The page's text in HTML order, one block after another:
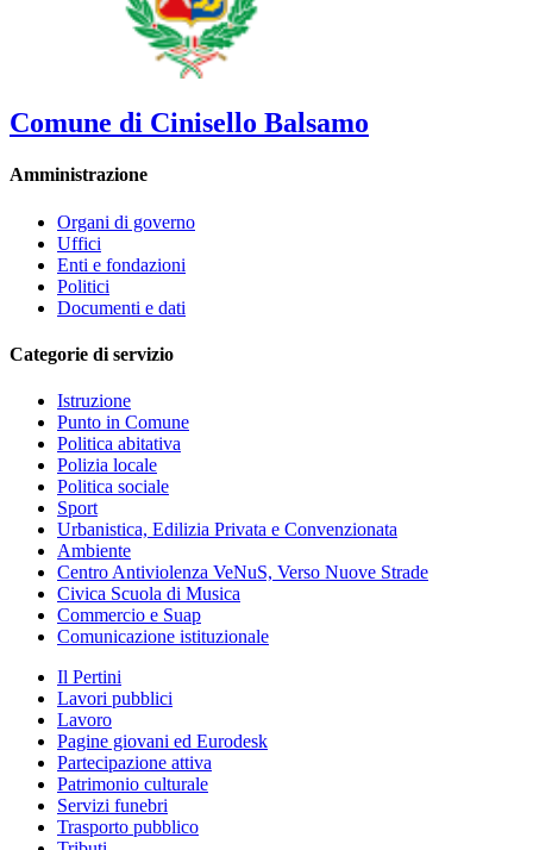
Comune di Cinisello Balsamo
Amministrazione
Organi di governo
Uffici
Enti e fondazioni
Politici
Documenti e dati
Categorie di servizio
Istruzione
Punto in Comune
Politica abitativa
Polizia locale
Politica sociale
Sport
Urbanistica, Edilizia Privata e Convenzionata
Ambiente
Centro Antiviolenza VeNuS, Verso Nuove Strade
Civica Scuola di Musica
Commercio e Suap
Comunicazione istituzionale
Il Pertini
Lavori pubblici
Lavoro
Pagine giovani ed Eurodesk
Partecipazione attiva
Patrimonio culturale
Servizi funebri
Trasporto pubblico